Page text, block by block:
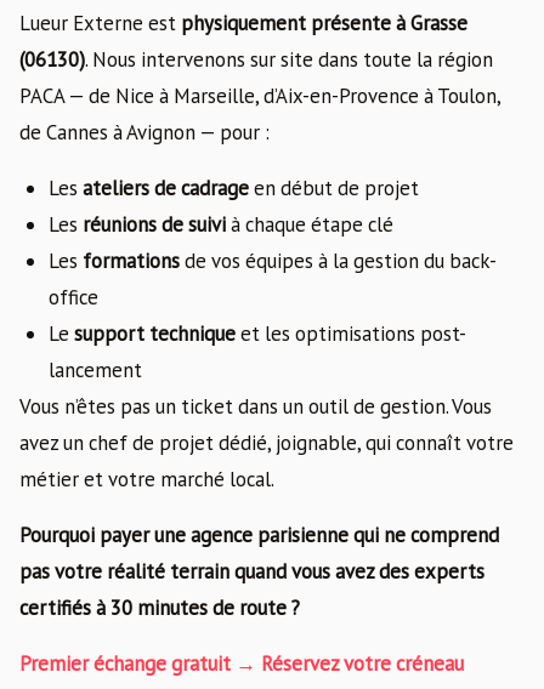
Lueur Externe est physiquement présente à Grasse
(06130). Nous intervenons sur site dans toute la région
PACA — de Nice à Marseille, d’Aix-en-Provence à Toulon,
de Cannes à Avignon — pour :
Les ateliers de cadrageen début de projet
Les réunions de suivià chaque étape clé
Les formationsde vos équipes à la gestion du back-
office
Le support techniqueet les optimisations post-
lancement
Vous n’êtes pas un ticket dans un outil de gestion. Vous
avez un chef de projet dédié, joignable, qui connaît votre
métier et votre marché local.
Pourquoi payer une agence parisienne qui ne comprend
pas votre réalité terrain quand vous avez des experts
certifiés à 30 minutes de route ?
Premier échange gratuit → Réservez votre créneau